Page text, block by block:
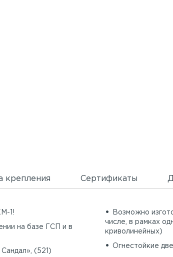
крепления Сертификаты
1!
на базе ГСП и в
(521)
Возможно
числе, в рамках
криволинейных)
Огнестойкие